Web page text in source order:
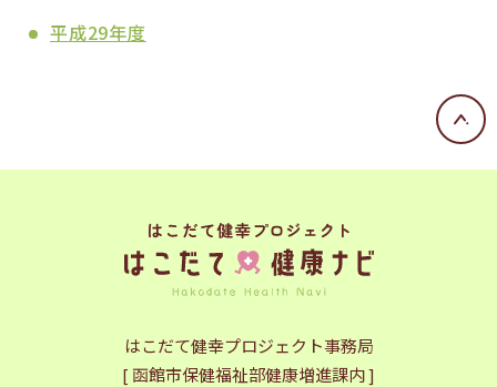
平成29年度
はこだて健幸プロジェクト事務局
[ 函館市保健福祉部健康増進課内 ]